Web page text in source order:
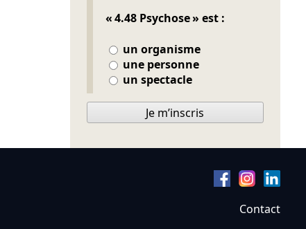
« 4.48 Psychose » est :
un organisme
une personne
un spectacle
Je m’inscris
Contact